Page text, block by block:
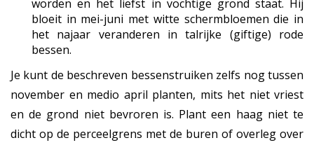
worden en het liefst in vochtige grond staat. Hij
bloeit in mei-juni met witte schermbloemen die in
het najaar veranderen in talrijke (giftige) rode
bessen.
Je kunt de beschreven bessenstruiken zelfs nog tussen
november en medio april planten, mits het niet vriest
en de grond niet bevroren is. Plant een haag niet te
dicht op de perceelgrens met de buren of overleg over